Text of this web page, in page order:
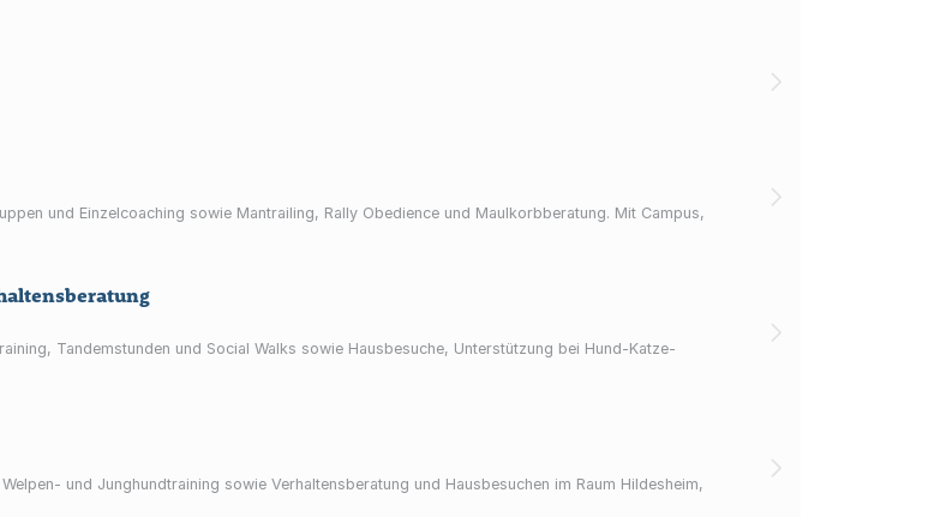
und Einzelcoaching sowie Mantrailing, Rally Obedience und Maulkorbberatung. Mit Campus,
Tandemstunden und Social Walks sowie Hausbesuche, Unterstützung bei Hund-Katze-
und Junghundtraining sowie Verhaltensberatung und Hausbesuchen im Raum Hildesheim,